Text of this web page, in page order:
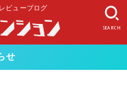
ビューブログ
SEARCH
せ